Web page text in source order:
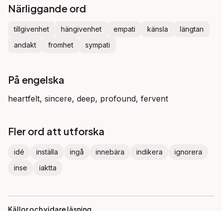
Närliggande ord
tillgivenhet hängivenhet empati känsla
längtan
andakt
fromhet sympati
På engelska
heartfelt, sincere, deep, profound, fervent
Fler ord att utforska
idé inställa ingå innebära indikera
ignorera
inse
iaktta
Källor och vidare läsning